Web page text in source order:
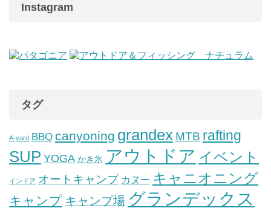
Instagram
タグ
A-yard BBQ canyoning grandex MTB rafting
SUP YOGA かき氷 アウトドア イベント
インドア オートキャンプ カヌー キャニオニング
キャンプ キャンプ場 グランデックス